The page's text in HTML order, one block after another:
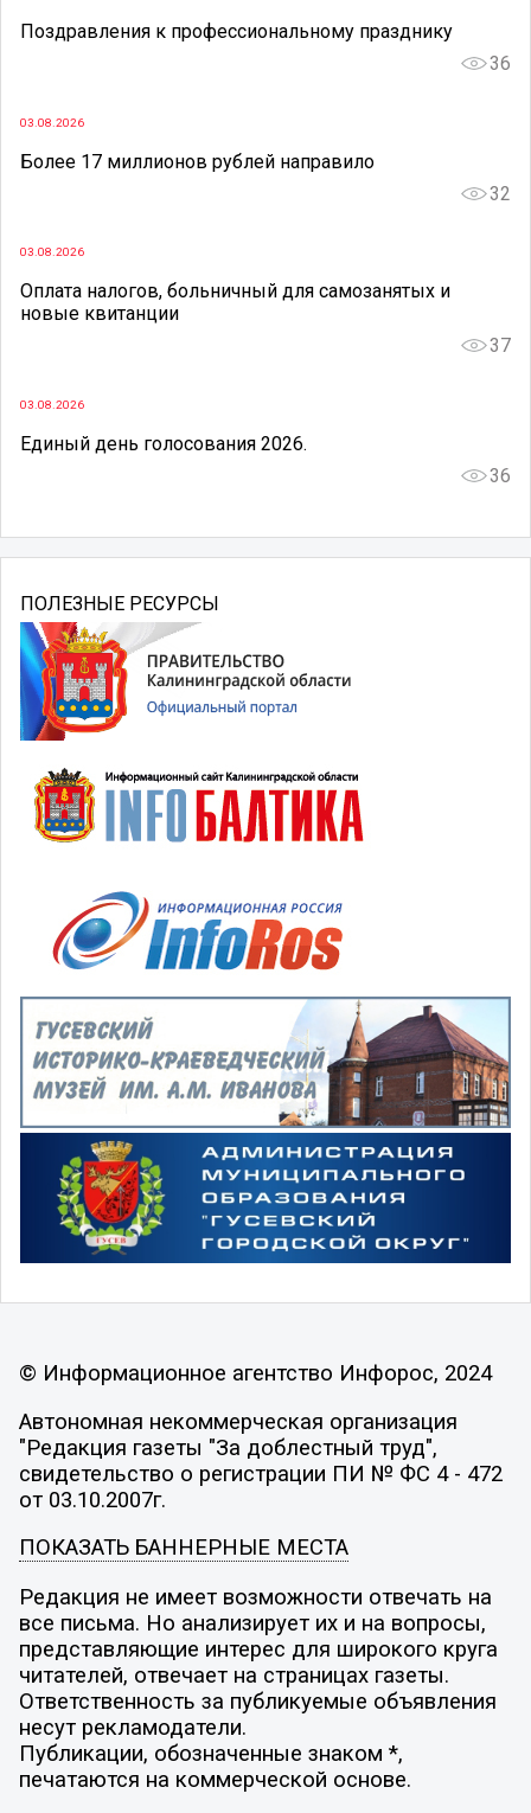
Поздравления к профессиональному празднику
36
03.08.2026
Более 17 миллионов рублей направило
32
03.08.2026
Оплата налогов, больничный для самозанятых и
новые квитанции
37
03.08.2026
Единый день голосования 2026.
36
ПОЛЕЗНЫЕ РЕСУРСЫ
© Информационное агентство Инфорос, 2024
Автономная некоммерческая организация
"Редакция газеты "За доблестный труд",
свидетельство о регистрации ПИ № ФС 4 - 472
от 03.10.2007г.
ПОКАЗАТЬ БАННЕРНЫЕ МЕСТА
Редакция не имеет возможности отвечать на
все письма. Но анализирует их и на вопросы,
представляющие интерес для широкого круга
читателей, отвечает на страницах газеты.
Ответственность за публикуемые объявления
несут рекламодатели.
Публикации, обозначенные знаком *,
печатаются на коммерческой основе.